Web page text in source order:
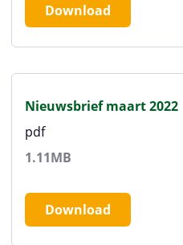
Download
Nieuwsbrief maart 2022
pdf
1.11MB
Download